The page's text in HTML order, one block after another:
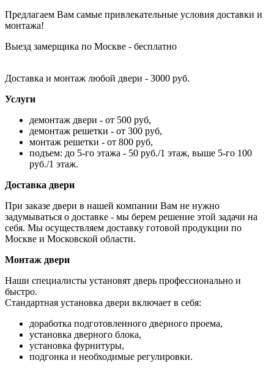
Предлагаем Вам самые привлекательные условия доставки и
монтажа!
Выезд замерщика по Москве - бесплатно
Доставка и монтаж любой двери - 3000 руб.
Услуги
демонтаж двери - от 500 руб,
демонтаж решетки - от 300 руб,
монтаж решетки - от 800 руб,
подъем: до 5-го этажа - 50 руб./1 этаж, выше 5-го 100
руб./1 этаж.
Доставка двери
При заказе двери в нашей компании Вам не нужно
задумываться о доставке - мы берем решение этой задачи на
себя. Мы осуществляем доставку готовой продукции по
Москве и Московской области.
Монтаж двери
Наши специалисты установят дверь профессионально и
быстро.
Стандартная установка двери включает в себя:
доработка подготовленного дверного проема,
установка дверного блока,
установка фурнитуры,
подгонка и необходимые регулировки.